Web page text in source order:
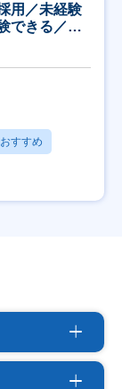
用／未経験
できる／研
すすめ